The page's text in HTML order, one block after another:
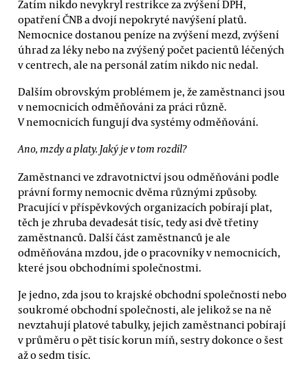
Zatím nikdo nevykryl restrikce za zvýšení DPH,
opatření ČNB a dvojí nepokryté navýšení platů.
Nemocnice dostanou peníze na zvýšení mezd, zvýšení
úhrad za léky nebo na zvýšený počet pacientů léčených
v centrech, ale na personál zatím nikdo nic nedal.
Dalším obrovským problémem je, že zaměstnanci jsou
v nemocnicích odměňováni za práci různě.
V nemocnicích fungují dva systémy odměňování.
Ano, mzdy a platy. Jaký je v tom rozdíl?
Zaměstnanci ve zdravotnictví jsou odměňováni podle
právní formy nemocnic dvěma různými způsoby.
Pracující v příspěvkových organizacích pobírají plat,
těch je zhruba devadesát tisíc, tedy asi dvě třetiny
zaměstnanců. Další část zaměstnanců je ale
odměňována mzdou, jde o pracovníky v nemocnicích,
které jsou obchodními společnostmi.
Je jedno, zda jsou to krajské obchodní společnosti nebo
soukromé obchodní společnosti, ale jelikož se na ně
nevztahují platové tabulky, jejich zaměstnanci pobírají
v průměru o pět tisíc korun míň, sestry dokonce o šest
až o sedm tisíc.